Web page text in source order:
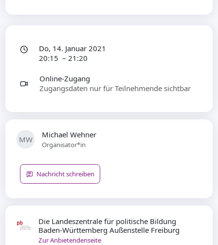
Die Landeszentrale für politische Bildung
Baden-Württemberg Außenstelle Freiburg
Zur Anbietendenseite
MW Michael Wehner
Organisator*in
Nachricht schreiben
Do, 14. Januar 2021
20:15 – 21:20
Online-Zugang
Zugangsdaten nur für Teilnehmende sichtbar